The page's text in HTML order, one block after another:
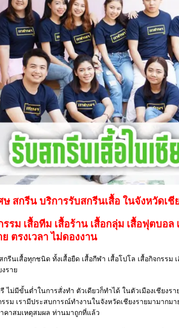
ผลงานล่าสุด
ษ สกรีน บริการรับสกรีนเสื้อ ในจังหวัดเชี
รรม เสื้อทีม เสื้อร้าน เสื้อกลุ่ม เสื้อฟุตบอล
ย ตรงเวลา ไม่ดองงาน
กรีนเสื้อทุกชนิด ทั้งเสื้อยืด เสื้อกีฬา เสื้อโปโล เสื้อกิจกรรม
ราย
ไม่มีขั้นต่ำในการสั่งทำ ตัวเดียวก็ทำได้ ในตัวเมืองเชียงร
รรม เรามีประสบการณ์ทำงานในจังหวัดเชียงรายมามากม
คาสมเหตุสมผล ท่านมาถูกที่แล้ว